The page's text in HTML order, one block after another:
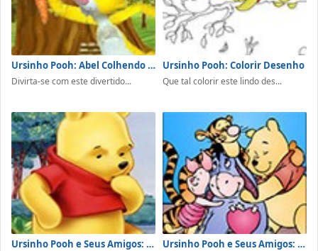
Ursinho Pooh: Abel Colhendo Cenouras
Divirta-se com este divertido...
Ursinho Pooh: Colorir Desenho
Que tal colorir este lindo des...
Ursinho Pooh e Seus Amigos: Encontrar Objetos Ursinho Pooh e Seus Amigos: Colorir